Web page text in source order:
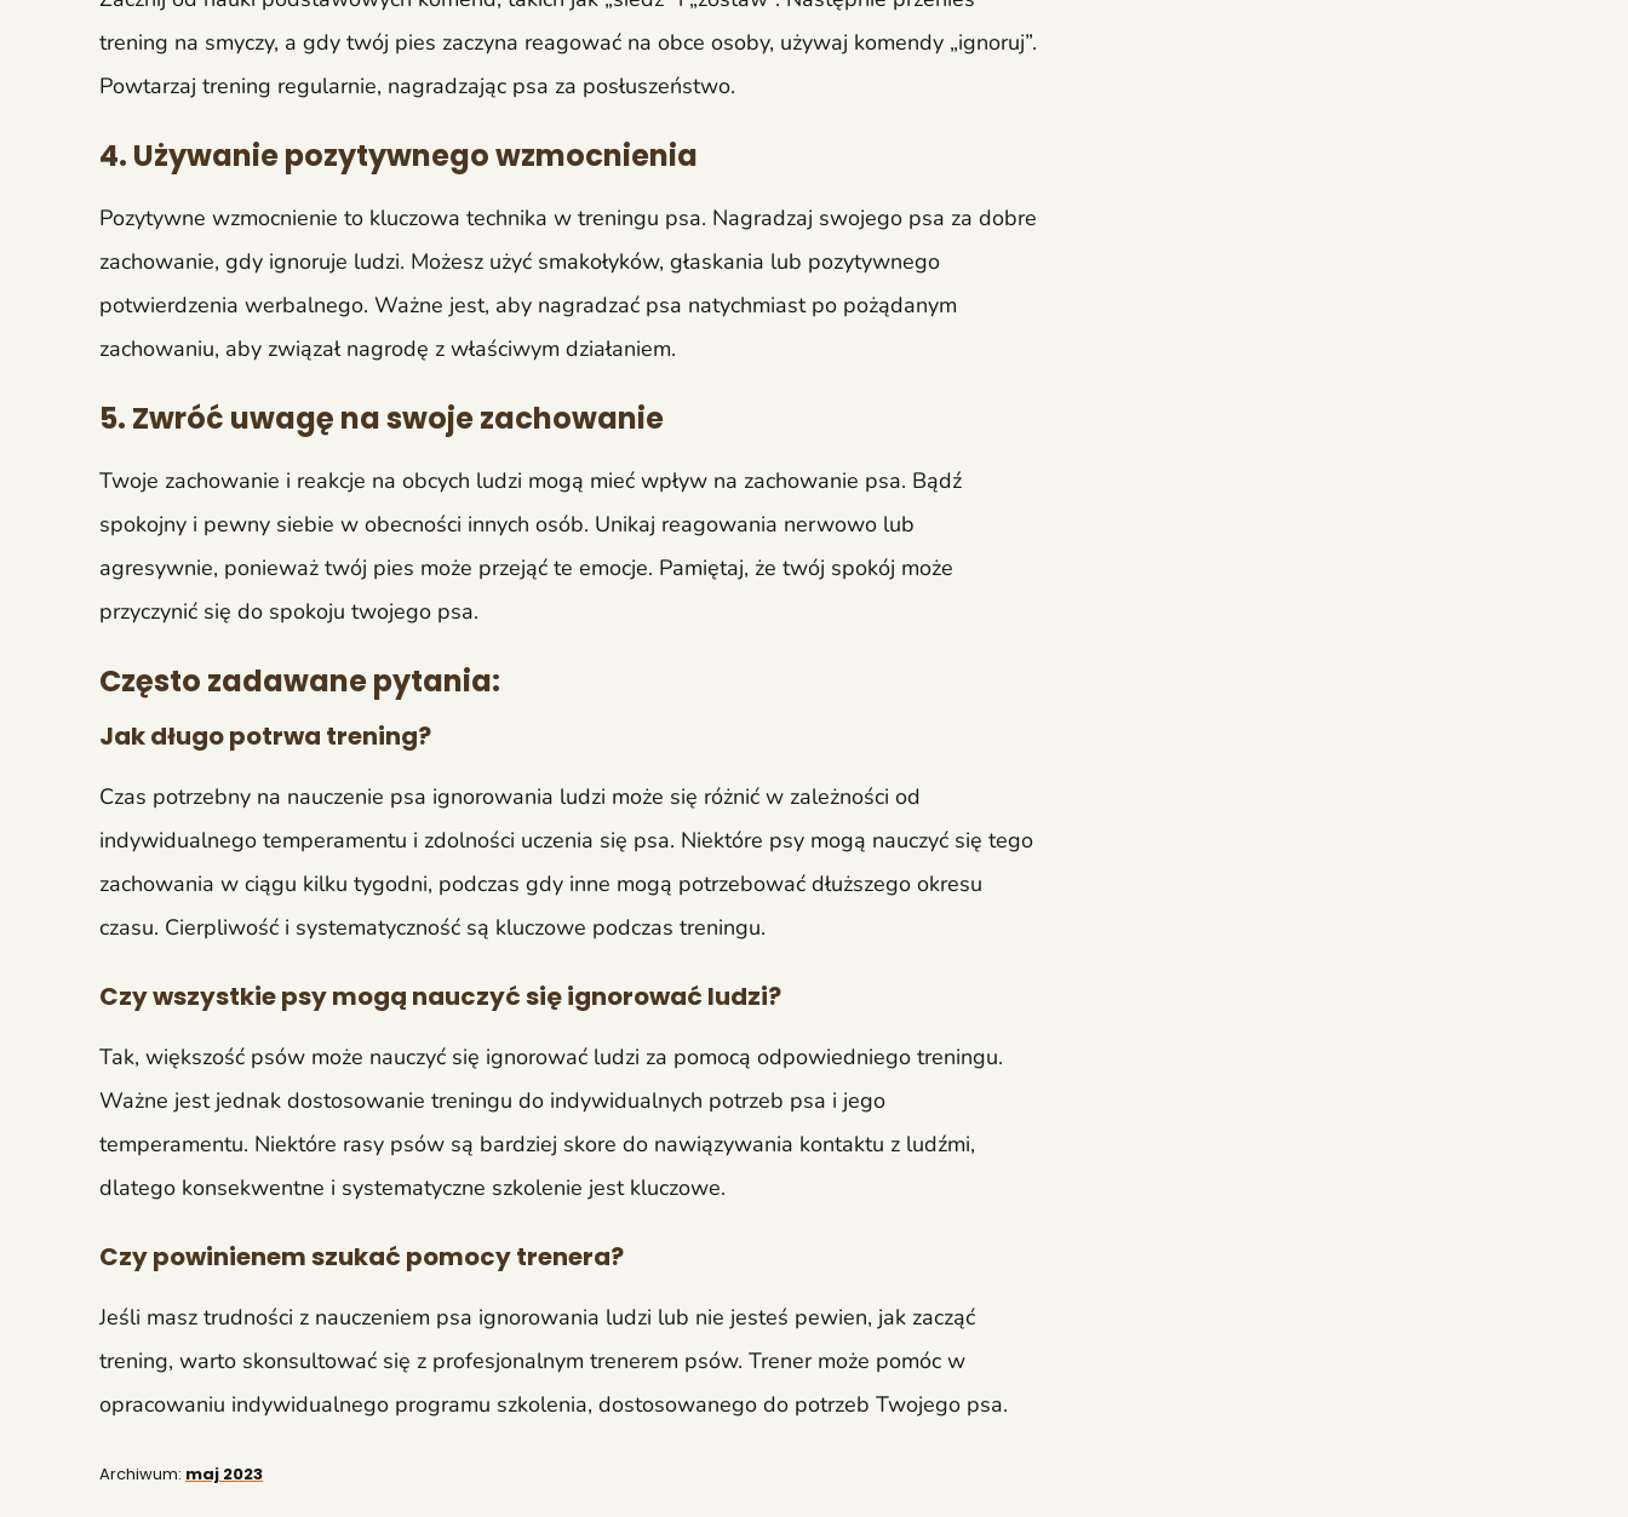
trening na smyczy, a gdy twój pies zaczyna reagować na obce osoby, używaj komendy „ignoruj”.
Powtarzaj trening regularnie, nagradzając psa za posłuszeństwo.
4. Używanie pozytywnego wzmocnienia
Pozytywne wzmocnienie to kluczowa technika w treningu psa. Nagradzaj swojego psa za dobre
zachowanie, gdy ignoruje ludzi. Możesz użyć smakołyków, głaskania lub pozytywnego
potwierdzenia werbalnego. Ważne jest, aby nagradzać psa natychmiast po pożądanym
zachowaniu, aby związał nagrodę z właściwym działaniem.
5. Zwróć uwagę na swoje zachowanie
Twoje zachowanie i reakcje na obcych ludzi mogą mieć wpływ na zachowanie psa. Bądź
spokojny i pewny siebie w obecności innych osób. Unikaj reagowania nerwowo lub
agresywnie, ponieważ twój pies może przejąć te emocje. Pamiętaj, że twój spokój może
przyczynić się do spokoju twojego psa.
Często zadawane pytania:
Jak długo potrwa trening?
Czas potrzebny na nauczenie psa ignorowania ludzi może się różnić w zależności od
indywidualnego temperamentu i zdolności uczenia się psa. Niektóre psy mogą nauczyć się tego
zachowania w ciągu kilku tygodni, podczas gdy inne mogą potrzebować dłuższego okresu
czasu. Cierpliwość i systematyczność są kluczowe podczas treningu.
Czy wszystkie psy mogą nauczyć się ignorować ludzi?
Tak, większość psów może nauczyć się ignorować ludzi za pomocą odpowiedniego treningu.
Ważne jest jednak dostosowanie treningu do indywidualnych potrzeb psa i jego
temperamentu. Niektóre rasy psów są bardziej skore do nawiązywania kontaktu z ludźmi,
dlatego konsekwentne i systematyczne szkolenie jest kluczowe.
Czy powinienem szukać pomocy trenera?
Jeśli masz trudności z nauczeniem psa ignorowania ludzi lub nie jesteś pewien, jak zacząć
trening, warto skonsultować się z profesjonalnym trenerem psów. Trener może pomóc w
opracowaniu indywidualnego programu szkolenia, dostosowanego do potrzeb Twojego psa.
Archiwum: maj 2023